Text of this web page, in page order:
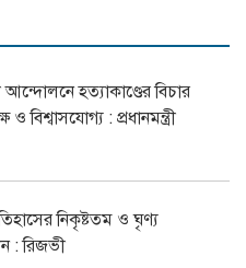
আন্দোলনে হত্যাকাণ্ডের বিচার
ও বিশ্বাসযোগ্য : প্রধানমন্ত্রী
নিকৃষ্টতম ও ঘৃণ্য
: রিজভী